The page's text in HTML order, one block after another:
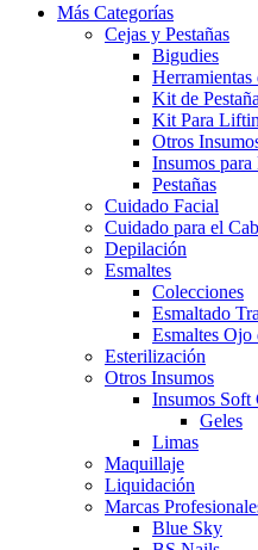
Más Categorías
Cejas y Pestañas
Bigudies
Herramientas
Kit de
Kit Para
Otros
Insumos
Pestañas
Cuidado Facial
Cuidado para el
Depilación
Esmaltes
Colecciones
Esmaltado
Esmaltes Ojo
Esterilización
Otros Insumos
Insumos Soft
Geles
Limas
Maquillaje
Liquidación
Marcas
Blue Sky